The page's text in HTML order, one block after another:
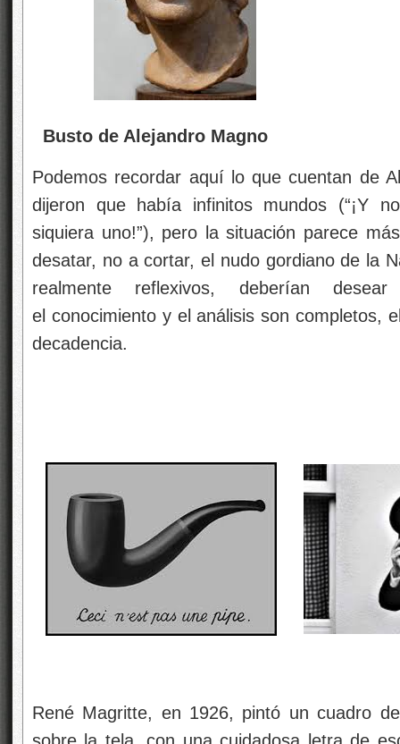
el conocimiento y el análisis son completos,
une pipe”(Esto no es una pipa).
apropiadamente en el emblema de la
“universo” no es el universo; ni lo son
supersimetría, ni la ley de Hubbleni la
Generalmente, la ciencia tampoco sirve de
mucho menos lo que el Universo entero,
predice sucesos pero, ni sabe lo que